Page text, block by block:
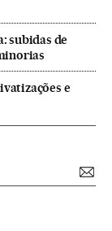
subidas de
e